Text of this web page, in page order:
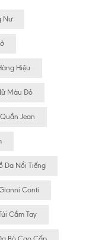
Nư
Hiệu
Màu Đỏ
Jean
Da Nổi Tiếng
Conti
Cầm Tay